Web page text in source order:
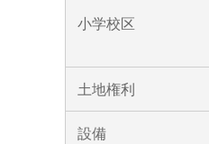
小学校区
土地権利
設備